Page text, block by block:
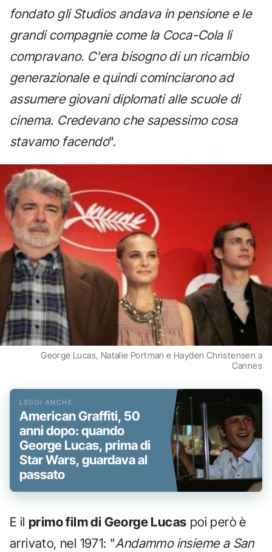
fondato gli Studios andava in pensione e le
grandi compagnie come la Coca-Cola li
compravano. C'era bisogno di un ricambio
generazionale e quindi cominciarono ad
assumere giovani diplomati alle scuole di
cinema. Credevano che sapessimo cosa
stavamo facendo".
George Lucas, Natalie Portman e Hayden Christensen a
Cannes
American Graffiti, 50
anni dopo: quando
George Lucas, prima di
Star Wars, guardava al
passato
E il primo film di George Lucas poi però è
arrivato, nel 1971: "Andammo insieme a San